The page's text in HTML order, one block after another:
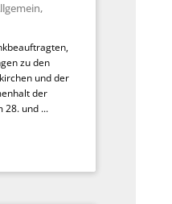
,
zu den
und der
der
28. und ...